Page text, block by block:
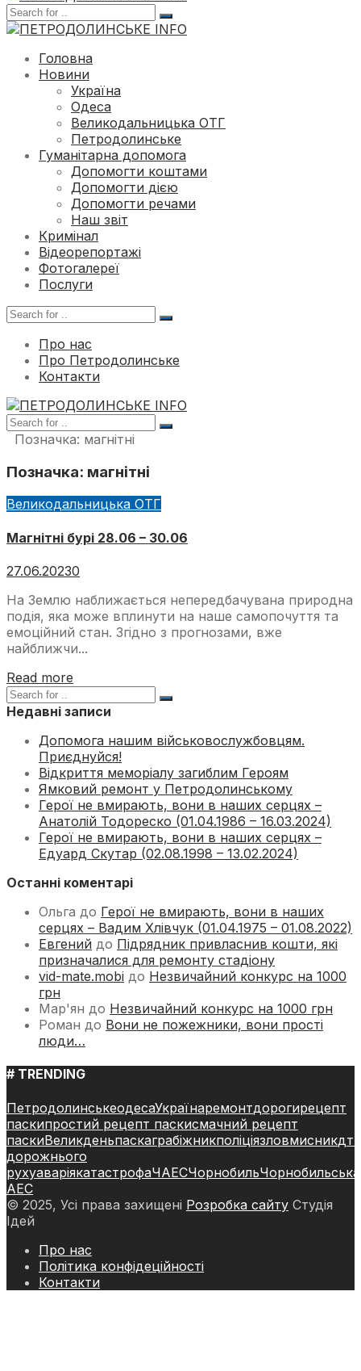
Головна
Новини
Україна
Одеса
Великодальницька ОТГ
Петродолинське
Гуманітарна допомога
Допомогти коштами
Допомогти дією
Допомогти речами
Наш звіт
Кримінал
Відеорепортажі
Фотогалереї
Послуги
Про нас
Про Петродолинське
Контакти
Позначка: магнітні
Позначка: магнітні
Великодальницька ОТГ
Магнітні бурі 28.06 – 30.06
27.06.20230
На Землю наближається непередбачувана природна
подія, яка може вплинути на наше самопочуття та
емоційний стан. Згідно з прогнозами, вже
найближчи...
Read more
Недавні записи
Допомога нашим військовослужбовцям.
Приєднуйся!
Відкриття меморіалу загиблим Героям
Ямковий ремонт у Петродолинському
Герої не вмирають, вони в наших серцях –
Анатолій Тодореско (01.04.1986 – 16.03.2024)
Герої не вмирають, вони в наших серцях –
Едуард Скутар (02.08.1998 – 13.02.2024)
Останні коментарі
Ольга до Герої не вмирають, вони в наших
серцях – Вадим Хлівчук (01.04.1975 – 01.08.2022)
Евгений до Підрядник привласнив кошти, які
призначалися для ремонту стадіону
vid-mate.mobi до Незвичайний конкурс на 1000
грн
Мар'ян до Незвичайний конкурс на 1000 грн
Роман до Вони не пожежники, вони прості
люди…
# TRENDING
ПетродолинськеодесаУкраїнаремонтдорогирецепт
паскипростий рецепт паскисмачний рецепт
паскиВеликденьпаскаграбіжникполіціязловмисникдтп
дорожнього
рухуаваріякатастрофаЧАЕСЧорнобильЧорнобильська
АЕС
© 2025, Усі права захищені Розробка сайту Студія
Ідей
Про нас
Політика конфідеційності
Контакти